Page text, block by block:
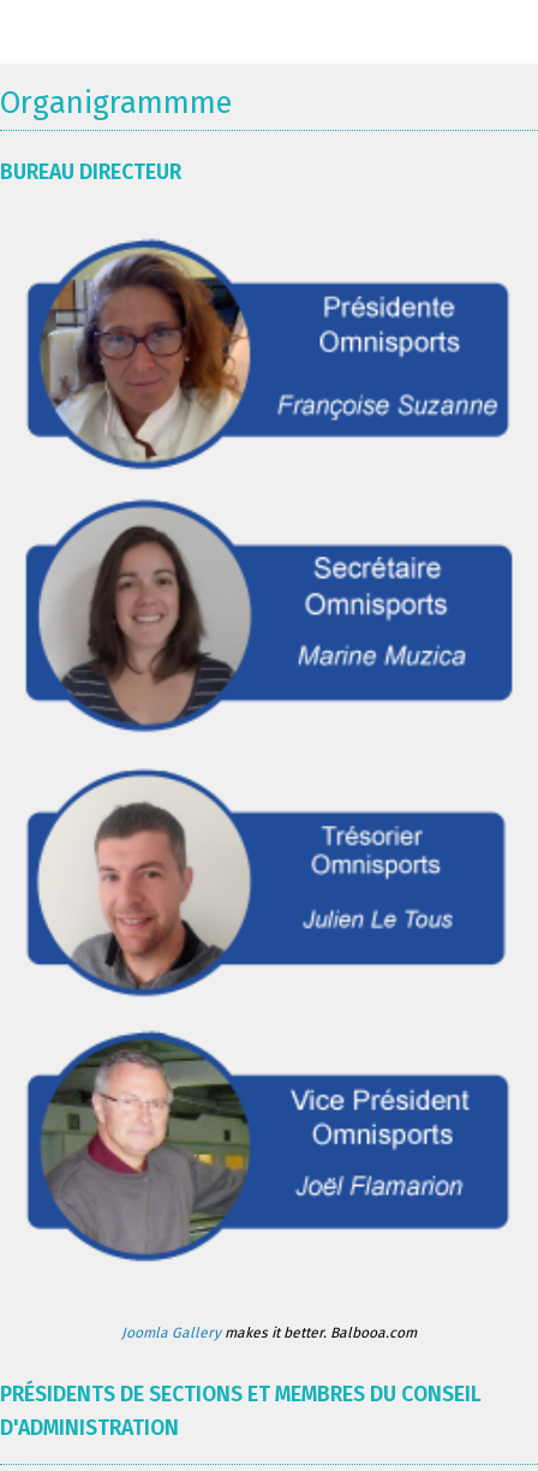
Organigrammme
BUREAU DIRECTEUR
Joomla Gallerymakes it better. Balbooa.com
PRÉSIDENTS DE SECTIONS ET MEMBRES DU CONSEIL
D'ADMINISTRATION